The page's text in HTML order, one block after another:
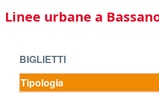
Main
navigation
Linee urbane a
BIGLIETTI
Tipologia